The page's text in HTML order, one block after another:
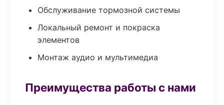
Обслуживание тормозной системы
Локальный ремонт и покраска
элементов
Монтаж аудио и мультимедиа
Преимущества работы с нами